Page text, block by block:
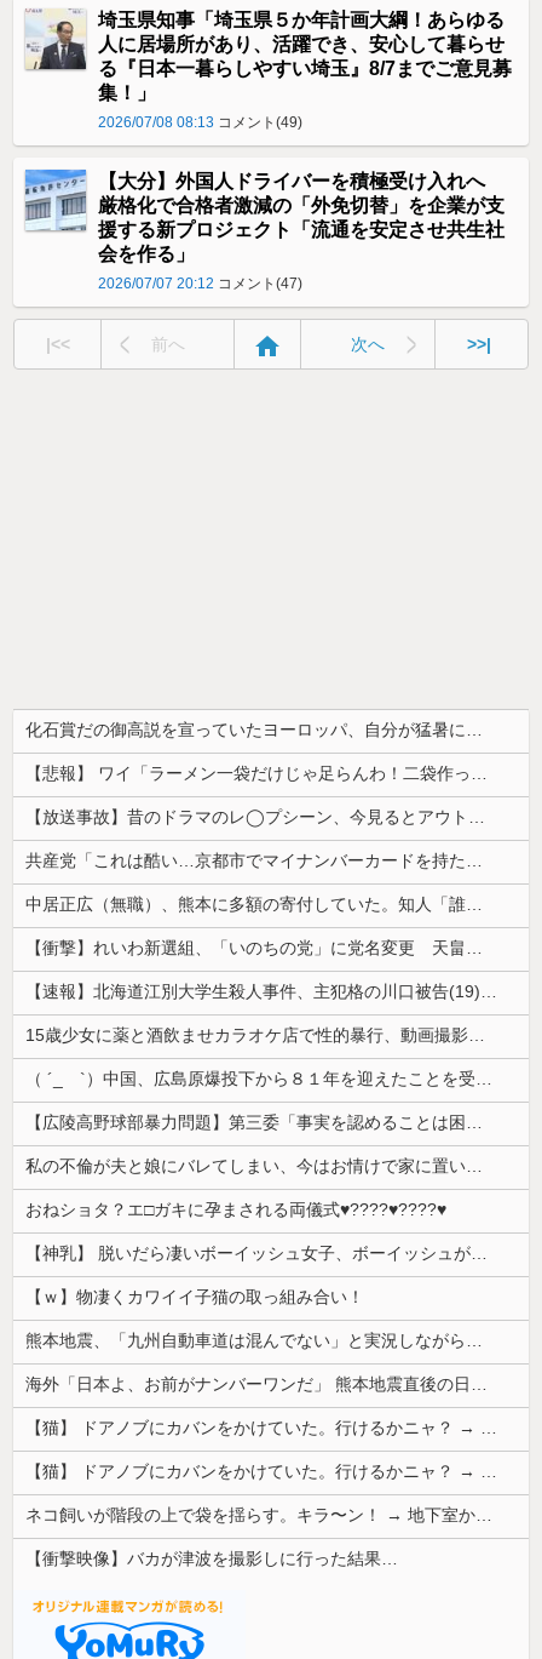
埼玉県知事「埼玉県５か年計画大綱！あらゆる
人に居場所があり、活躍でき、安心して暮らせ
る『日本一暮らしやすい埼玉』8/7までご意見募
集！」
2026/07/08 08:13 コメント(49)
【大分】外国人ドライバーを積極受け入れへ
厳格化で合格者激減の「外免切替」を企業が支
援する新プロジェクト「流通を安定させ共生社
会を作る」
2026/07/07 20:12 コメント(47)
|<< 前へ home 次へ >>|
化石賞だの御高説を宣っていたヨーロッパ、自分が猛暑に襲われると為すすべべもなくダメージを受けてしまい……
【悲報】 ワイ「ラーメン一袋だけじゃ足らんわ！二袋作ったろ！」→結果ｗｗｗ
【放送事故】昔のドラマのレ◯プシーン、今見るとアウトすぎる・・・
共産党「これは酷い…京都市でマイナンバーカードを持たない29万人がポイント給付事業から排除された」
中居正広（無職）、熊本に多額の寄付していた。知人「誰にも知られなくてもいい、と公表してない」
【衝撃】れいわ新選組、「いのちの党」に党名変更 天畠大輔氏が共同代表へ
【速報】北海道江別大学生殺人事件、主犯格の川口被告(19)に無期懲役の判決
15歳少女に薬と酒飲ませカラオケ店で性的暴行、動画撮影 54歳無職を再逮捕 動画770本も見つかる
（ ´_ゝ`）中国、広島原爆投下から８１年を迎えたことを受け「日本は原爆被害者の立場で同情を買おうとするのを止めろ」
【広陵高野球部暴力問題】第三委「事実を認めることは困難」元部員「SNS開示請求開始」犯人として晒してた人達に損害賠償請求訴訟を起こす方針
私の不倫が夫と娘にバレてしまい、今はお情けで家に置いてもらっている状態です。行為を娘に見られていたなんて全く気付きませんでした。娘の「汚...
おねショタ？エ□ガキに孕まされる両儀式♥️????♥️????♥️
【神乳】 脱いだら凄いボーイッシュ女子、ボーイッシュがどうでも良くなる ”お○ぱい” がこちらｗｗｗｗｗ
【ｗ】物凄くカワイイ子猫の取っ組み合い！
熊本地震、「九州自動車道は混んでない」と実況しながら被災地へ向かう有名アナなどに批判殺到 全国紙記者「最新の状況をいち早く伝えることは報道機関としての責務」「情報を取り上げることには大きな意義がある」
海外「日本よ、お前がナンバーワンだ」 熊本地震直後の日本の対応のスピードに世界が衝撃
【猫】 ドアノブにカバンをかけていた。行けるかニャ？ → 猫はこうなります…
【猫】 ドアノブにカバンをかけていた。行けるかニャ？ → 猫はこうなります…
ネコ飼いが階段の上で袋を揺らす。キラ〜ン！ → 地下室からヤツが現れる…
【衝撃映像】バカが津波を撮影しに行った結果…